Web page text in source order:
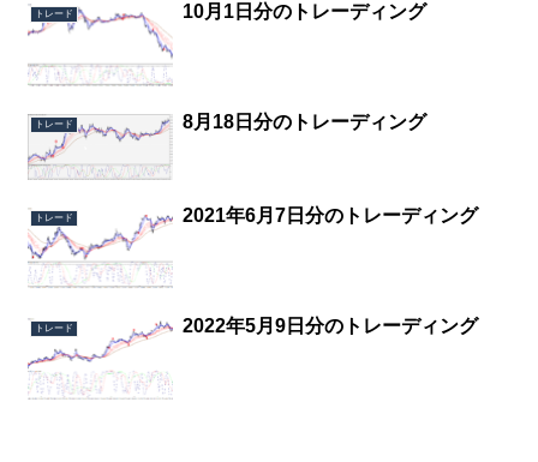
トレード 10月1日分のトレーディング
トレード 8月18日分のトレーディング
トレード 2021年6月7日分のトレーディング
トレード 2022年5月9日分のトレーディング